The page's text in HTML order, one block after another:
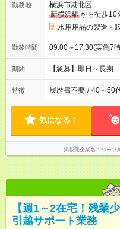
勤務地
横浜市港北区
新横浜駅から徒歩10
水用用品の製造・
勤務時間 09:00～17:30(実働7
期間 【急募】即日～長
特徴 履歴書不要 / 40～50
気になる！
掲載元企業名 パーソ
【週1～2在宅！残業
引越サポート業務